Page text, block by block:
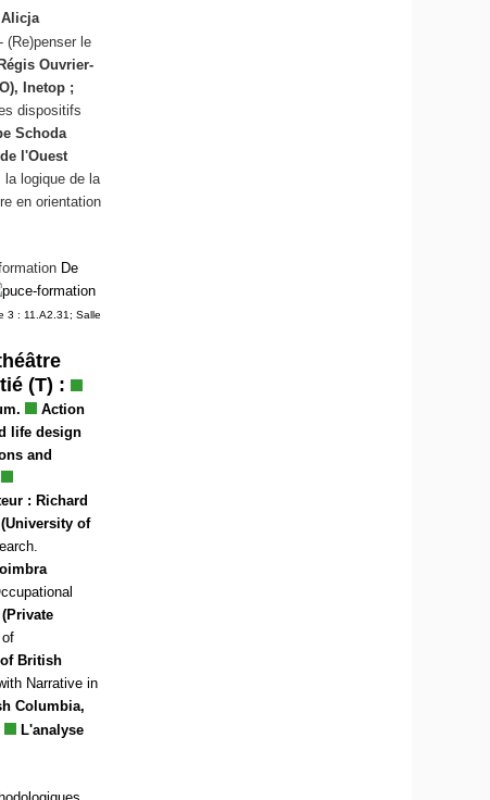
Alicja
- (Re)penser le
Régis Ouvrier-
Inetop ;
dispositifs
Schoda
l'Ouest
logique de la
en orientation
De
3 : 11.A2.31; Salle
(T) :
Action
life design
and
: Richard
of
British
Narrative in
Columbia,
L'analyse